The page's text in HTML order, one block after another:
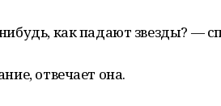
как падают звезды? —
отвечает она.